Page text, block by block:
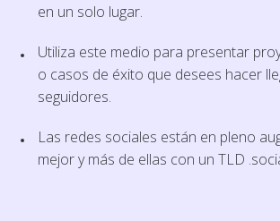
en un solo lugar.
Utiliza este medio para presentar
o casos de éxito que desees hacer
seguidores.
Las redes sociales están en pleno
mejor y más de ellas con un TLD